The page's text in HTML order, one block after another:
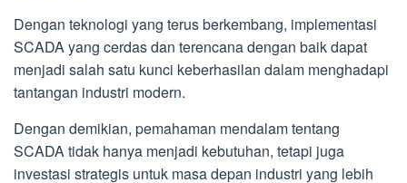
Dengan teknologi yang terus berkembang, implementasi
SCADA yang cerdas dan terencana dengan baik dapat
menjadi salah satu kunci keberhasilan dalam menghadapi
tantangan industri modern.
Dengan demikian, pemahaman mendalam tentang
SCADA tidak hanya menjadi kebutuhan, tetapi juga
investasi strategis untuk masa depan industri yang lebih